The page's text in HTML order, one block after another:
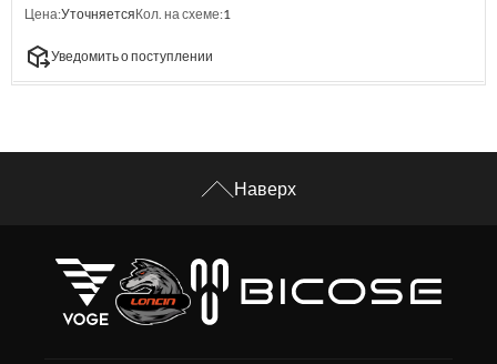
Цена:УточняетсяКол. на схеме:1
Уведомить о поступлении
Наверх